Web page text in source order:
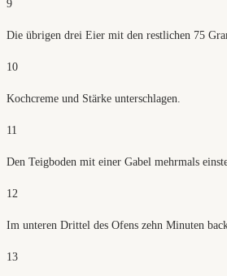
9
Die übrigen drei Eier mit den restlichen 75
10
Kochcreme und Stärke unterschlagen.
11
Den Teigboden mit einer Gabel mehrmals
12
Im unteren Drittel des Ofens zehn Minuten
13